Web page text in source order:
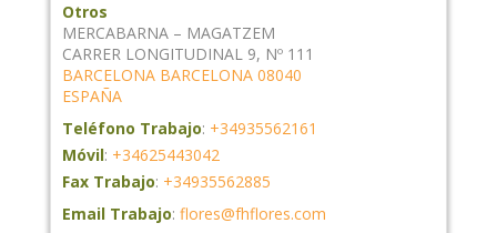
Otros
MERCABARNA – MAGATZEM
CARRER LONGITUDINAL 9, Nº 111
BARCELONA BARCELONA 08040
ESPAÑA
Teléfono Trabajo: +34935562161
Móvil: +34625443042
Fax Trabajo: +34935562885
Email Trabajo: flores@fhflores.com